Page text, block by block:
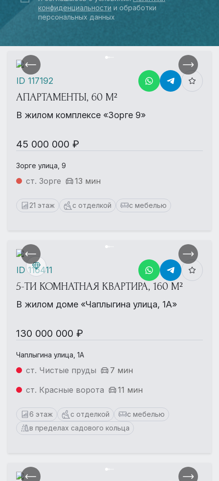
конфиденциальности и обработки
персональных данных
АПАРТАМЕНТЫ, 60 М²
В жилом комплексе «Зорге 9»
45 000 000 ₽
Зорге улица, 9
ст. Зорге 13 мин
21 этаж с отделкой с мебелью
ID 117192
5-ТИ КОМНАТНАЯ КВАРТИРА, 160 М²
В жилом доме «Чаплыгина улица, 1А»
130 000 000 ₽
Чаплыгина улица, 1А
ст. Чистые пруды
7 мин
ст. Красные ворота
11 мин
6 этаж с отделкой
с мебелью
в пределах садового кольца
ID 116411